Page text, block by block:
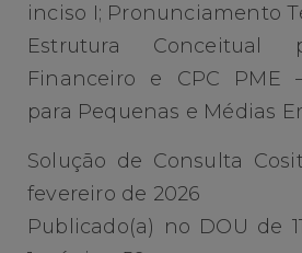
inciso I; Pronunciamento
Estrutura Conceitual
Financeiro e CPC PME
para Pequenas e Médias
Solução de Consulta
fevereiro de 2026
Publicado(a) no DOU de